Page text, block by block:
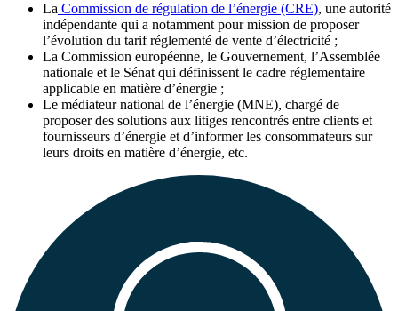
La Commission de régulation de l’énergie (CRE), une autorité
indépendante qui a notamment pour mission de proposer
l’évolution du tarif réglementé de vente d’électricité ;
La Commission européenne, le Gouvernement, l’Assemblée
nationale et le Sénat qui définissent le cadre réglementaire
applicable en matière d’énergie ;
Le médiateur national de l’énergie (MNE), chargé de
proposer des solutions aux litiges rencontrés entre clients et
fournisseurs d’énergie et d’informer les consommateurs sur
leurs droits en matière d’énergie, etc.